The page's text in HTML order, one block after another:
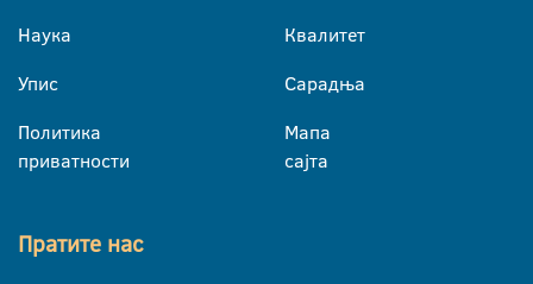
Наука
Упис
Политика
приватности
Квалитет
Сарадња
Мапа
сајта
Пратите нас